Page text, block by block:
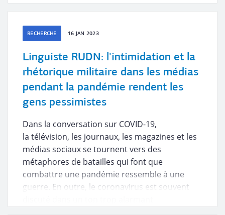
de molécules individuelles. Les substances
supramolécules aux propriétés catalytiques,
luminescentes et conductrices.
RECHERCHE 16 JAN 2023
Linguiste RUDN: l'intimidation et la
rhétorique militaire dans les médias
pendant la pandémie rendent les
gens pessimistes
Dans la conversation sur COVID-19,
la télévision, les journaux, les magazines et les
médias sociaux se tournent vers des
métaphores de batailles qui font que
combattre une pandémie ressemble à une
guerre. En outre, le coronavirus est souvent